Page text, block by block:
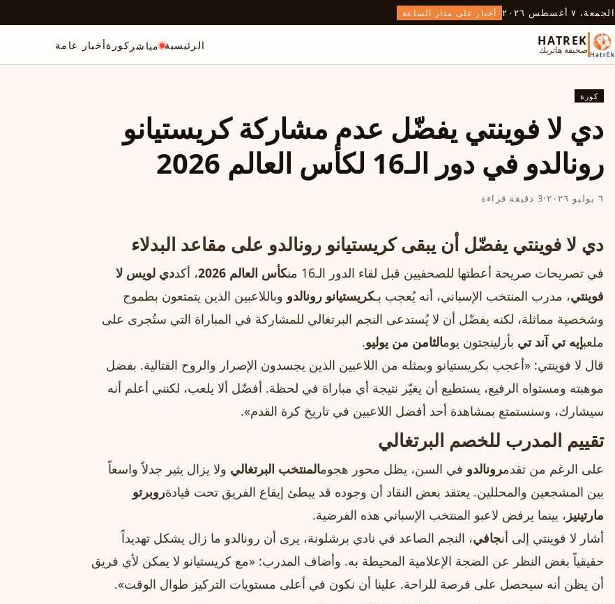
الجمعة، ٧ أغسطس ٢٠٢٦ أخبار على مدار الساعة
HATREK
صحيفة هاتريك الرئيسية مباشر كورةأخبار عامة
كورة
دي لا فوينتي يفضّل عدم مشاركة كريستيانو
رونالدو في دور الـ16 لكأس العالم 2026
٦ يوليو ٢٠٢٦ ·3 دقيقة قراءة
دي لا فوينتي يفضّل أن يبقى كريستيانو رونالدو على مقاعد البدلاء
في تصريحات صريحة أعطتها للصحفيين قبل لقاء الدور الـ16 من كأس العالم 2026 ، أكددي لويس لا
فوينتي، مدرب المنتخب الإسباني، أنه يُعجب بـكريستيانو رونالدو وباللاعبين الذين يتمتعون بطموح
وشخصية مماثلة، لكنه يفضّل أن لا يُستدعى النجم البرتغالي للمشاركة في المباراة التي ستُجرى على
ملعبإيه تي آند تي بأرلينجتون يومالثامن من يوليو.
قال لا فوينتي: «أعجب بكريستيانو وبمثله من اللاعبين الذين يجسدون الإصرار والروح القتالية. بفضل
موهبته ومستواه الرفيع، يستطيع أن يغيّر نتيجة أي مباراة في لحظة. أفضّل ألا يلعب، لكنني أعلم أنه
سيشارك، وسنستمتع بمشاهدة أحد أفضل اللاعبين في تاريخ كرة القدم».
تقييم المدرب للخصم البرتغالي
على الرغم من تقدمرونالدو في السن، يظل محور هجومالمنتخب البرتغالي ولا يزال يثير جدلاً واسعاً
بين المشجعين والمحللين. يعتقد بعض النقاد أن وجوده قد يبطئ إيقاع الفريق تحت قيادةروبرتو
مارتينيز ، بينما يرفض لاعبو المنتخب الإسباني هذه الفرضية.
أشار لا فوينتي إلى أنجافي، النجم الصاعد في نادي برشلونة، يرى أن رونالدو ما زال يشكل تهديداً
حقيقياً بغض النظر عن الضجة الإعلامية المحيطة به. وأضاف المدرب: «مع كريستيانو لا يمكن لأي فريق
أن يظن أنه سيحصل على فرصة للراحة. علينا أن نكون في أعلى مستويات التركيز طوال الوقت».